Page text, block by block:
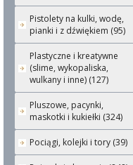
Pistolety na kulki, wodę,
pianki i z dźwiękiem (95)
Plastyczne i kreatywne
(slime, wykopaliska,
wulkany i inne) (127)
Pluszowe, pacynki,
maskotki i kukiełki (324)
Pociągi, kolejki i tory (39)